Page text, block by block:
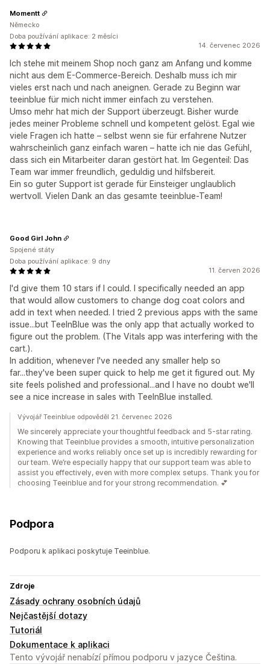
14. červenec 2026
Ich stehe mit meinem Shop noch ganz am Anfang und komme
nicht aus dem E-Commerce-Bereich. Deshalb muss ich mir
vieles erst nach und nach aneignen. Gerade zu Beginn war
teeinblue für mich nicht immer einfach zu verstehen.
Umso mehr hat mich der Support überzeugt. Bisher wurde
jedes meiner Probleme schnell und kompetent gelöst. Egal wie
viele Fragen ich hatte – selbst wenn sie für erfahrene Nutzer
wahrscheinlich ganz einfach waren – hatte ich nie das Gefühl,
dass sich ein Mitarbeiter daran gestört hat. Im Gegenteil: Das
Team war immer freundlich, geduldig und hilfsbereit.
Ein so guter Support ist gerade für Einsteiger unglaublich
wertvoll. Vielen Dank an das gesamte teeinblue-Team!
Momentt
Německo
Doba používání aplikace: 2 měsíci
11. červen 2026
I'd give them 10 stars if I could. I specifically needed an app
that would allow customers to change dog coat colors and
add in text when needed. I tried 2 previous apps with the same
issue...but TeeInBlue was the only app that actually worked to
figure out the problem. (The Vitals app was interfering with the
cart.).
In addition, whenever I've needed any smaller help so
far...they've been super quick to help me get it figured out. My
site feels polished and professional...and I have no doubt we'll
see a nice increase in sales with TeeInBlue installed.
Good Girl John
Spojené státy
Doba používání aplikace: 9 dny
Vývojář Teeinblue odpověděl 21. červenec 2026
We sincerely appreciate your thoughtful feedback and 5-star rating.
Knowing that Teeinblue provides a smooth, intuitive personalization
experience and works reliably once set up is incredibly rewarding for
our team. We’re especially happy that our support team was able to
assist you effectively, even with more complex setups. Thank you for
choosing Teeinblue and for your strong recommendation. 💕
Podpora
Podporu k aplikaci poskytuje Teeinblue.
Zdroje
Zásady ochrany osobních údajů
Nejčastější dotazy
Tutoriál
Dokumentace k aplikaci
Tento vývojář nenabízí přímou podporu v jazyce Čeština.